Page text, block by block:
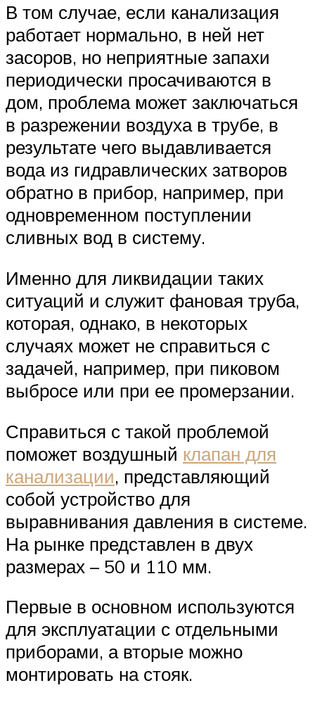
В том случае, если канализация
работает нормально, в ней нет
засоров, но неприятные запахи
периодически просачиваются в
дом, проблема может заключаться
в разрежении воздуха в трубе, в
результате чего выдавливается
вода из гидравлических затворов
обратно в прибор, например, при
одновременном поступлении
сливных вод в систему.
Именно для ликвидации таких
ситуаций и служит фановая труба,
которая, однако, в некоторых
случаях может не справиться с
задачей, например, при пиковом
выбросе или при ее промерзании.
Справиться с такой проблемой
поможет воздушный клапан для
канализации, представляющий
собой устройство для
выравнивания давления в системе.
На рынке представлен в двух
размерах – 50 и 110 мм.
Первые в основном используются
для эксплуатации с отдельными
приборами, а вторые можно
монтировать на стояк.